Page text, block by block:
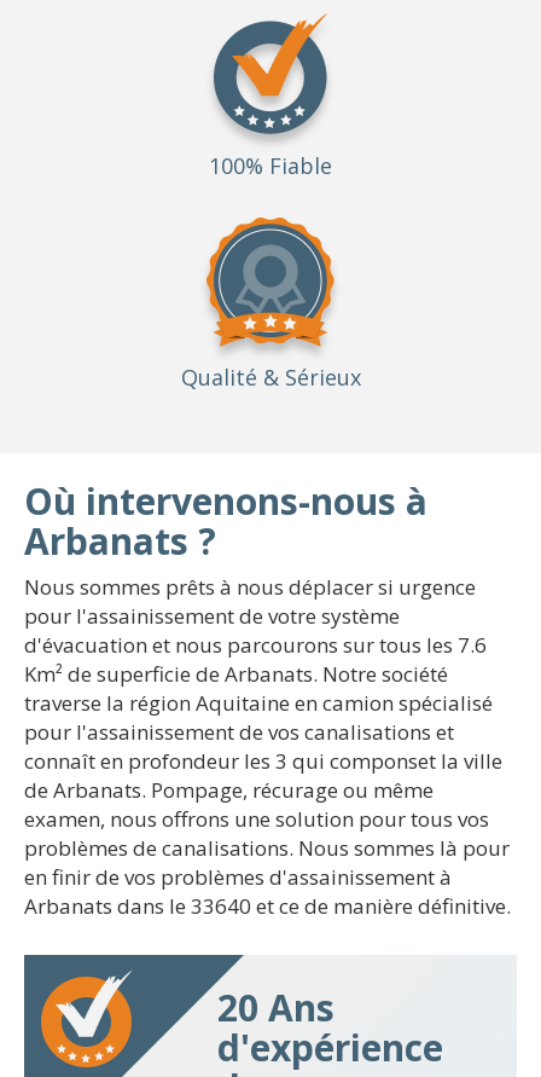
100% Fiable
Qualité & Sérieux
Où intervenons-nous à
Arbanats ?
Nous sommes prêts à nous déplacer si urgence
pour l'assainissement de votre système
d'évacuation et nous parcourons sur tous les 7.6
Km² de superficie de Arbanats. Notre société
traverse la région Aquitaine en camion spécialisé
pour l'assainissement de vos canalisations et
connaît en profondeur les 3 qui componset la ville
de Arbanats. Pompage, récurage ou même
examen, nous offrons une solution pour tous vos
problèmes de canalisations. Nous sommes là pour
en finir de vos problèmes d'assainissement à
Arbanats dans le 33640 et ce de manière définitive.
20 Ans
d'expérience